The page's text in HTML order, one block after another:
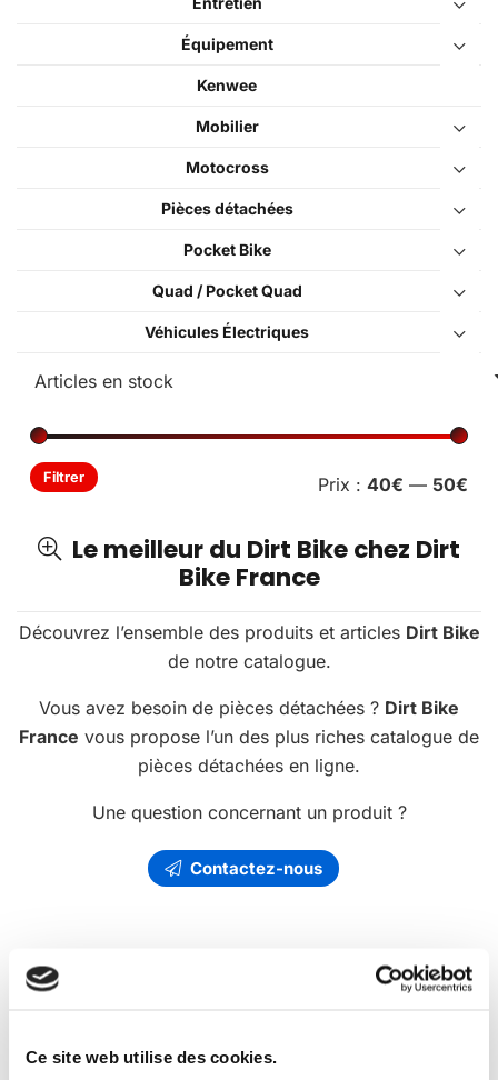
Ce site web utilise des cookies.
Équipement
Kenwee
Mobilier
Motocross
Pièces détachées
Pocket Bike
Quad / Pocket Quad
Véhicules Électriques
Filtrer Prix : 40€ — 50€
Le meilleur du Dirt Bike chez Dirt
Bike France
Découvrez l’ensemble des produits et articles Dirt Bike
de notre catalogue.
Vous avez besoin de pièces détachées ? Dirt Bike
France vous propose l’un des plus riches catalogue de
pièces détachées en ligne.
Une question concernant un produit ?
Contactez-nous
Les Dirt Bike France